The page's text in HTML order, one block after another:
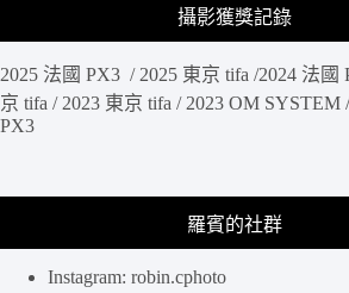
攝影獲獎記錄
2025 法國 PX3 / 2025 東京 tifa /2024 法國
京 tifa / 2023 東京 tifa / 2023 OM SYSTEM
PX3
羅賓的社群
Instagram: robin.cphoto